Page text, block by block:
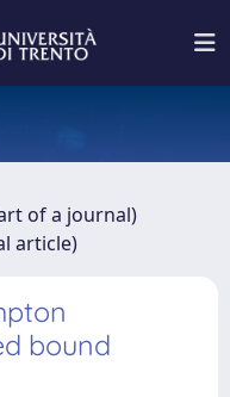
of a journal)
article)
bound